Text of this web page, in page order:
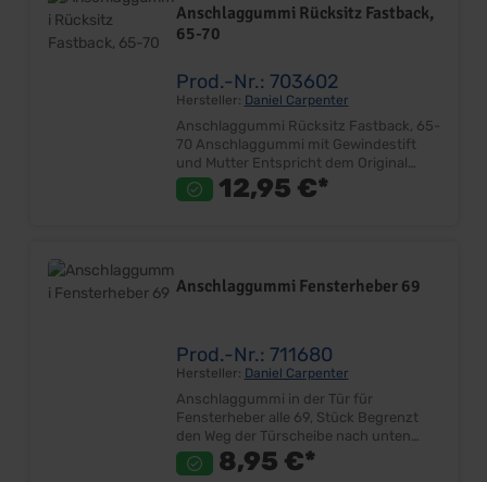
Pro Satz Einbauort: Karosserie
Anschlaggummi Rücksitz Fastback,
65-70
Prod.-Nr.: 703602
Hersteller: Daniel Carpenter
Anschlaggummi Rücksitz Fastback, 65-
70 Anschlaggummi mit Gewindestift
und Mutter Entspricht dem Original
Sehr gute Qualität Lieferumfang: Paar
12,95 €*
Anschlaggummi Fensterheber 69
Prod.-Nr.: 711680
Hersteller: Daniel Carpenter
Anschlaggummi in der Tür für
Fensterheber alle 69, Stück Begrenzt
den Weg der Türscheibe nach unten
Ersetzt das Originalteil Sehr gute
Qualität Lieferumfang: Stück Preis: Pro8,95 €*